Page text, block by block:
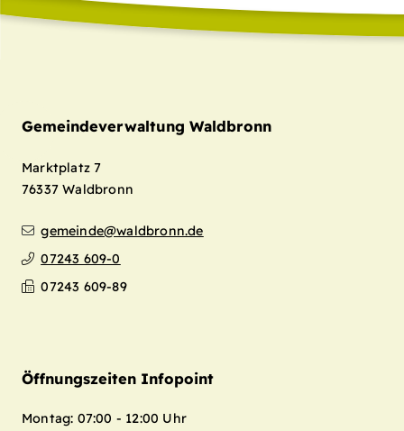
Gemeindeverwaltung Waldbronn
Marktplatz 7
76337 Waldbronn
gemeinde@waldbronn.de
07243 609-0
07243 609-89
Öffnungszeiten Infopoint
Montag: 07:00 - 12:00 Uhr